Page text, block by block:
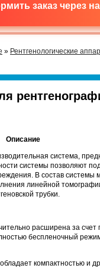
заказ через
» Рентгенологические
Описание
система,
системы позволяют
В состав системы
линейной
трубки.
расширена за
беспленочный
компактностью и